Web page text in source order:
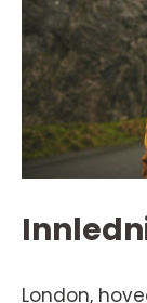
London,